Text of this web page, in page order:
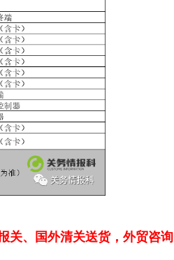
关、国外清关送货，外贸咨询